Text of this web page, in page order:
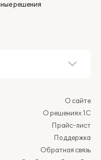
решения
О сайте
О решениях 1С
Прайс-лист
Поддержка
Обратная связь